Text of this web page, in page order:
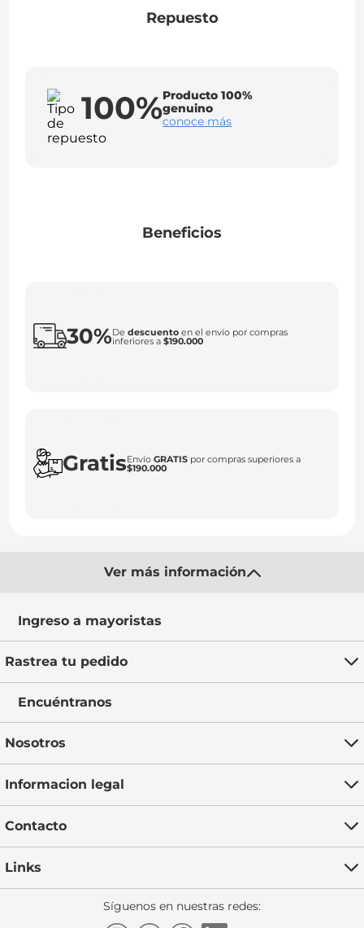
Repuesto
100%Producto 100%
genuino
conoce más
Beneficios
30%Dedescuento en el envío por compras
inferiores a$190.000
GratisEnvíoGRATIS por compras superiores a
$190.000
Ver más información
Ingreso a mayoristas
Rastrea tu pedido
Encuéntranos
Nosotros
Informacion legal
Contacto
Links
Síguenos en nuestras redes: